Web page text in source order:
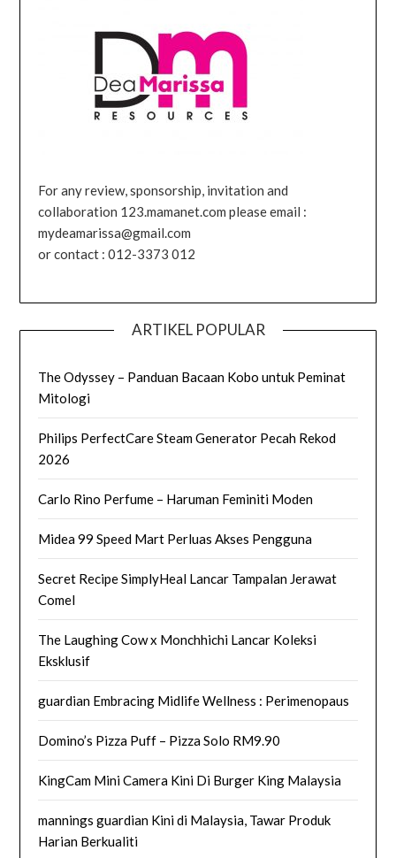
For any review, sponsorship, invitation and
collaboration 123.mamanet.com please email :
mydeamarissa@gmail.com
or contact : 012-3373 012
ARTIKEL POPULAR
The Odyssey – Panduan Bacaan Kobo untuk Peminat
Mitologi
Philips PerfectCare Steam Generator Pecah Rekod
2026
Carlo Rino Perfume – Haruman Feminiti Moden
Midea 99 Speed Mart Perluas Akses Pengguna
Secret Recipe SimplyHeal Lancar Tampalan Jerawat
Comel
The Laughing Cow x Monchhichi Lancar Koleksi
Eksklusif
guardian Embracing Midlife Wellness : Perimenopaus
Domino’s Pizza Puff – Pizza Solo RM9.90
KingCam Mini Camera Kini Di Burger King Malaysia
mannings guardian Kini di Malaysia, Tawar Produk
Harian Berkualiti